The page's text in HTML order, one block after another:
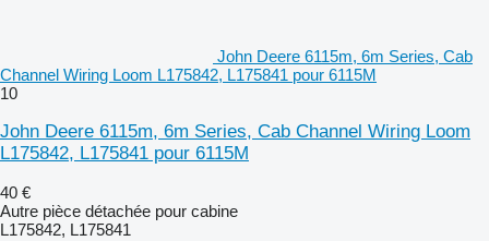
John Deere 6115m, 6m Series, Cab
Channel Wiring Loom L175842, L175841 pour 6115M
10
John Deere 6115m, 6m Series, Cab Channel Wiring Loom
L175842, L175841 pour 6115M
40 €
Autre pièce détachée pour cabine
L175842, L175841